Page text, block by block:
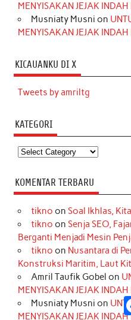
MENYISAKAN JEJAK INDAH
Musniaty Musni on
MENYISAKAN JEJAK INDAH
KICAUANKU DI X
Tweets by amriltg
KATEGORI
Kategori
KOMENTAR TERBARU
tikno on Soal Ikhlas,
tikno on Senja SEO,
Berganti Menjadi Mesin
tikno on Nusantara di
Konstruksi Maritim, Laut
Amril Taufik Gobel on
MENYISAKAN JEJAK
Musniaty Musni on
MENYISAKAN JEJAK